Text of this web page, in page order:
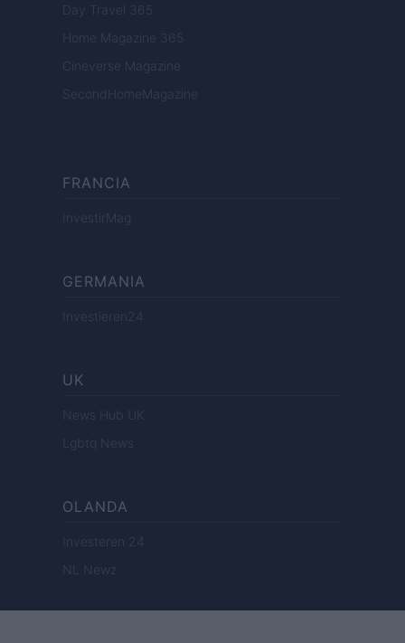
Day Travel 365
Home Magazine 365
Cineverse Magazine
SecondHomeMagazine
FRANCIA
InvestirMag
GERMANIA
Investieren24
UK
News Hub UK
Lgbtq News
OLANDA
Investeren 24
NL Newz